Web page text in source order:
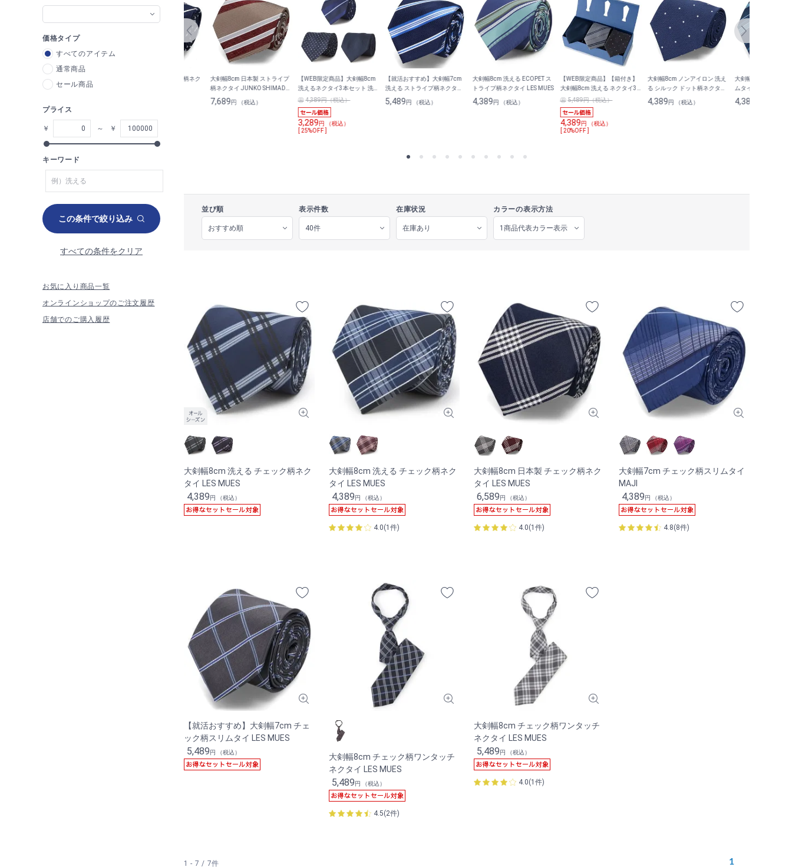
【WEB限定商品】大剣幅8cm
洗えるネクタイ
大剣幅8cm ストライプ柄ネク
大剣幅8cm 日本製 ストライプ
柄ネクタイ JUNKO SHIMADA
JS homme
7,689円 （税込）
【WEB限定商品】大剣幅8cm
洗えるネクタイ3本セット 洗濯
ネット付き
4,389円（税込）
3,289円 （税込）
[ 25%OFF ]
【就活おすすめ】大剣幅7cm
洗える ストライプ柄ネクタイ
LES MUES
5,489円 （税込）
大剣幅8cm 洗える ECOPET ス
トライプ柄ネクタイ LES MUES
4,389円 （税込）
【WEB限定商品】【箱付き】
大剣幅8cm 洗える ネクタイ3
本セット ギフトにもおすすめ
洗濯ネット付き セット4
5,489円（税込）
4,389円 （税込）
[ 20%OFF ]
大剣幅8cm ノンアイロン 洗え
る シルック ドット柄ネクタイ
LES MUES
4,389円 （税込）
大剣幅7cm ストライ
ムタイ MAJI
4,389
並び順 表示件数 在庫状況 カラーの表示方法
大剣幅8cm 洗える チェック柄ネク
タイ LES MUES
4,389円 （税込）
大剣幅8cm 洗える チェック柄ネク
タイ LES MUES
4,389円 （税込）
4.0(1件)
大剣幅8cm 日本製 チェック柄ネク
タイ LES MUES
6,589円 （税込）
4.0(1件)
大剣幅7cm チェック柄スリムタイ
MAJI
4,389円 （税込）
4.8(8件)
【就活おすすめ】大剣幅7cm チェ
ック柄スリムタイ LES MUES
5,489円 （税込）
大剣幅8cm チェック柄ワンタッチ
ネクタイ LES MUES
5,489円 （税込）
4.5(2件)
大剣幅8cm チェック柄ワンタッチ
ネクタイ LES MUES
5,489円 （税込）
4.0(1件)
1 - 7 / 7件 1
価格タイプ
すべてのアイテム
通常商品
セール商品
プライス
￥ ～ ￥
キーワード
この条件で絞り込み
すべての条件をクリア
お気に入り商品一覧
オンラインショップのご注文履歴
店舗でのご購入履歴